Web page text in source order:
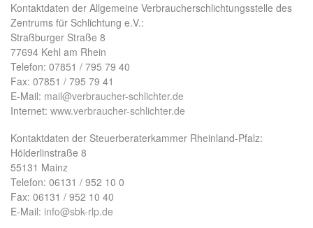
Kontaktdaten der Allgemeine Verbraucherschlichtungsstelle des
Zentrums für Schlichtung e.V.:
Straßburger Straße 8
77694 Kehl am Rhein
Telefon: 07851 / 795 79 40
Fax: 07851 / 795 79 41
E-Mail: mail@verbraucher-schlichter.de
Internet: www.verbraucher-schlichter.de
Kontaktdaten der Steuerberaterkammer Rheinland-Pfalz:
Hölderlinstraße 8
55131 Mainz
Telefon: 06131 / 952 10 0
Fax: 06131 / 952 10 40
E-Mail: info@sbk-rlp.de